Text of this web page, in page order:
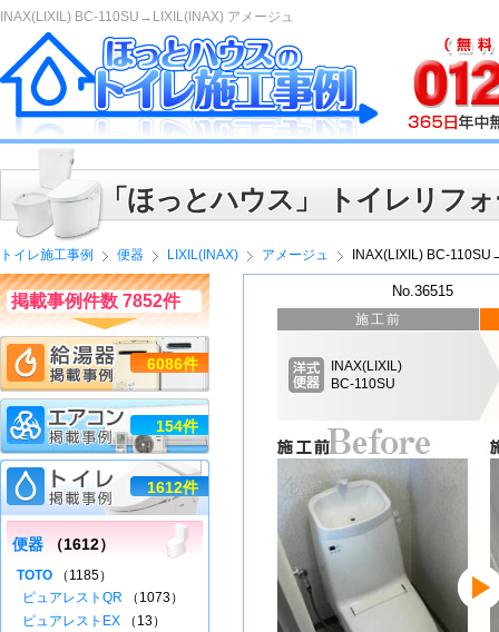
INAX(LIXIL) BC-110SU→LIXIL(INAX) アメージュ
「ほっとハウス」 トイレリフ
トイレ施工事例 便器 LIXIL(INAX) アメージュ INAX(LIXIL) BC-
No.36515
施工前
INAX(LIXIL)
BC-110SU
掲載事例件数 7852件
6086件
154件
1612件
便器 （1612）
TOTO （1185）
ピュアレストQR （1073）
ピュアレストEX （13）